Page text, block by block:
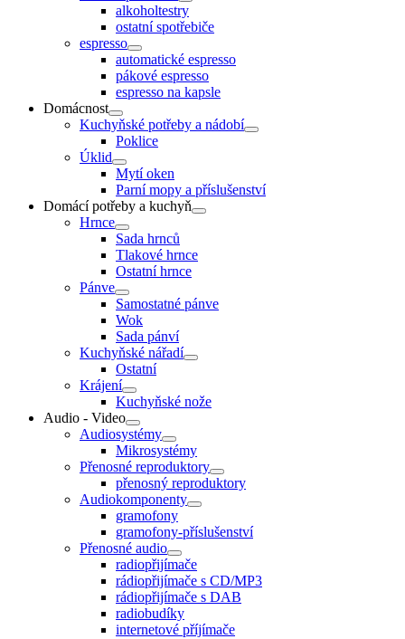
alkoholtestry
ostatní spotřebiče
espresso
automatické espresso
pákové espresso
espresso na kapsle
Domácnost
Kuchyňské potřeby a nádobí
Poklice
Úklid
Mytí oken
Parní mopy a příslušenství
Domácí potřeby a kuchyň
Hrnce
Sada hrnců
Tlakové hrnce
Ostatní hrnce
Pánve
Samostatné pánve
Wok
Sada pánví
Kuchyňské nářadí
Ostatní
Krájení
Kuchyňské nože
Audio - Video
Audiosystémy
Mikrosystémy
Přenosné reproduktory
přenosný reproduktory
Audiokomponenty
gramofony
gramofony-příslušenství
Přenosné audio
radiopřijímače
rádiopřijímače s CD/MP3
rádiopřijímače s DAB
radiobudíky
internetové příjímače